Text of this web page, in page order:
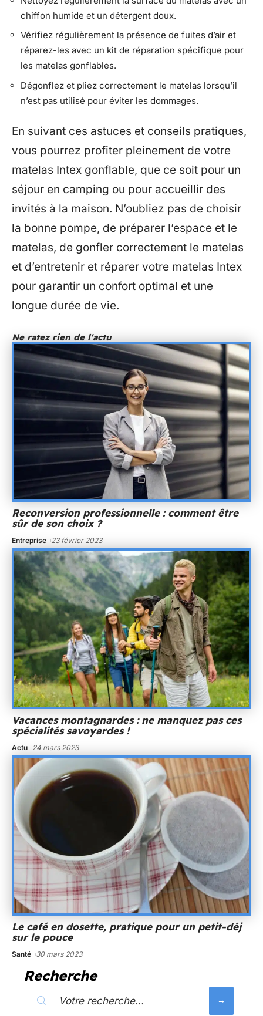
chiffon humide et un détergent doux.
Vérifiez régulièrement la présence de fuites d’air et
réparez-les avec un kit de réparation spécifique pour
les matelas gonflables.
Dégonflez et pliez correctement le matelas lorsqu’il
n’est pas utilisé pour éviter les dommages.
En suivant ces astuces et conseils pratiques,
vous pourrez profiter pleinement de votre
matelas Intex gonflable, que ce soit pour un
séjour en camping ou pour accueillir des
invités à la maison. N’oubliez pas de choisir
la bonne pompe, de préparer l’espace et le
matelas, de gonfler correctement le matelas
et d’entretenir et réparer votre matelas Intex
pour garantir un confort optimal et une
longue durée de vie.
Ne ratez rien de l'actu
Reconversion professionnelle : comment être
sûr de son choix ?
Entreprise 23 février 2023
Vacances montagnardes : ne manquez pas ces
spécialités savoyardes !
Actu 24 mars 2023
Le café en dosette, pratique pour un petit-déj
sur le pouce
Santé 30 mars 2023
Recherche